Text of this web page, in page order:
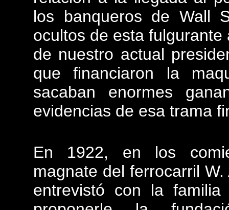
los banqueros de Wall
ocultos de esta
de nuestro actual
que financiaron la
sacaban enormes
evidencias de esa trama
En 1922, en los
magnate del ferrocarril
entrevistó con la familia